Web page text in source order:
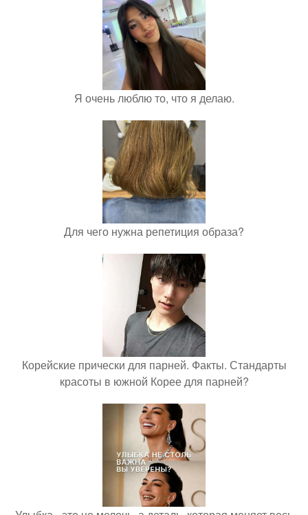
Я очень люблю то, что я делаю.
Для чего нужна репетиция образа?
Корейские прически для парней. Факты. Стандарты
красоты в южной Корее для парней?